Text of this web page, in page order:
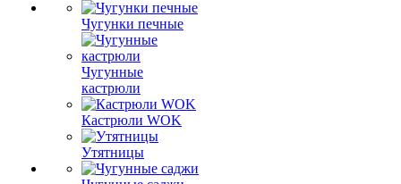
Чугунки печные
Чугунные
кастрюли
Кастрюли WOK
Утятницы